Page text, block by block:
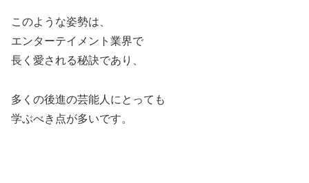
このような姿勢は、
エンターテイメント業界で
長く愛される秘訣であり、
多くの後進の芸能人にとっても
学ぶべき点が多いです。